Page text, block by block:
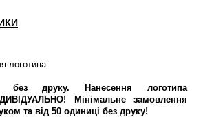
логотипа.
без друку. Нанесення логотипа
Мінімальне замовлення
та від 50 одиниці без друку!